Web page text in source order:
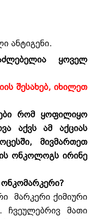
ანტიგენი.
ყოველ
შესახებ, იხილეთ
რომ ყოფილიყო
აქვს ამ აქციას
მივმართეთ
ონკოლოგს ირინე
ონკომარკერი?
მარკერი ქიმიური
ჩვეულებრივ მათი